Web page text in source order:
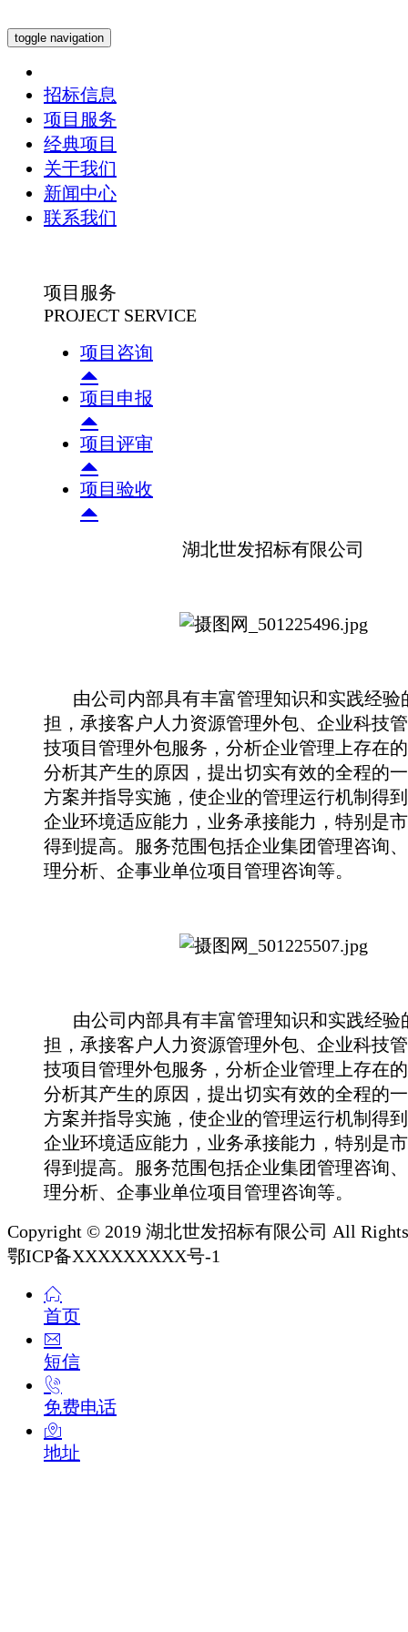
toggle navigation
招标信息
项目服务
经典项目
关于我们
新闻中心
联系我们
项目服务
PROJECT SERVICE
项目咨询
项目申报
项目评审
项目验收
湖北世发招标有限公司
由公司内部具有丰富管理知识和实践经验
担，承接客户人力资源管理外包、企业科技
技项目管理外包服务，分析企业管理上存在
分析其产生的原因，提出切实有效的全程的
方案并指导实施，使企业的管理运行机制得
企业环境适应能力，业务承接能力，特别是
得到提高。服务范围包括企业集团管理咨询
理分析、企事业单位项目管理咨询等。
由公司内部具有丰富管理知识和实践经验
担，承接客户人力资源管理外包、企业科技
技项目管理外包服务，分析企业管理上存在
分析其产生的原因，提出切实有效的全程的
方案并指导实施，使企业的管理运行机制得
企业环境适应能力，业务承接能力，特别是
得到提高。服务范围包括企业集团管理咨询
理分析、企事业单位项目管理咨询等。
Copyright © 2019 湖北世发招标有限公司 All Rights
鄂ICP备XXXXXXXXX号-1
首页
短信
免费电话
地址